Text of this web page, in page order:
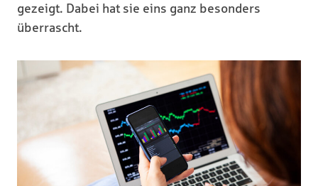
gezeigt. Dabei hat sie eins ganz besonders
überrascht.